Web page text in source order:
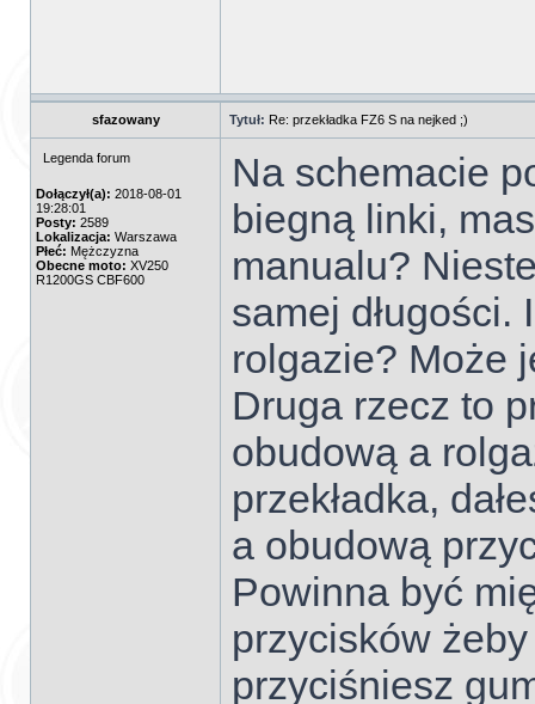
sfazowany Tytuł: Re: przekładka FZ6 S na nejked ;)
Legenda forum
Dołączył(a): 2018-08-01
19:28:01
Posty: 2589
Lokalizacja: Warszawa
Płeć: Mężczyzna
Obecne moto: XV250
R1200GS CBF600
Na schemacie
biegną linki,
manualu?
samej
rolgazie? Może
Druga rzecz to
obudową a
przekładka,
a obudową
Powinna być
przycisków
przyciśniesz